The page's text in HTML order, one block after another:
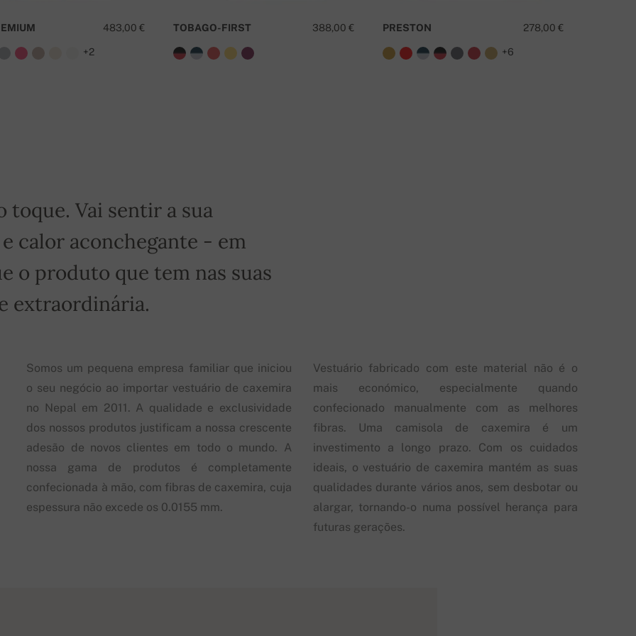
483,00 €
+2
388,00 €
TOBAGO-FIRST 278,00 €
PRESTON
+6
toque. Vai sentir a sua
calor aconchegante - em
o produto que tem nas suas
extraordinária.
Somos um pequena empresa familiar que iniciou
o seu negócio ao importar vestuário de caxemira
no Nepal em 2011. A qualidade e exclusividade
dos nossos produtos justificam a nossa crescente
adesão de novos clientes em todo o mundo. A
nossa gama de produtos é completamente
confecionada à mão, com fibras de caxemira, cuja
espessura não excede os 0.0155 mm.
Vestuário fabricado com este material não é o
mais económico, especialmente quando
confecionado manualmente com as melhores
fibras. Uma camisola de caxemira é um
investimento a longo prazo. Com os cuidados
ideais, o vestuário de caxemira mantém as suas
qualidades durante vários anos, sem desbotar ou
alargar, tornando-o numa possível herança para
futuras gerações.